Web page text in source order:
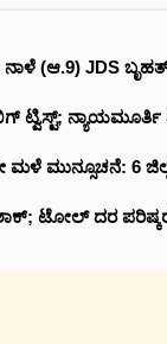
(ಆ.9) JDS ಬೃಹತ್
ನ್ಯಾಯಮೂರ್ತಿ
ಮಳೆ ಮುನ್ಸೂಚನೆ:
ಟೋಲ್‌ ದರ